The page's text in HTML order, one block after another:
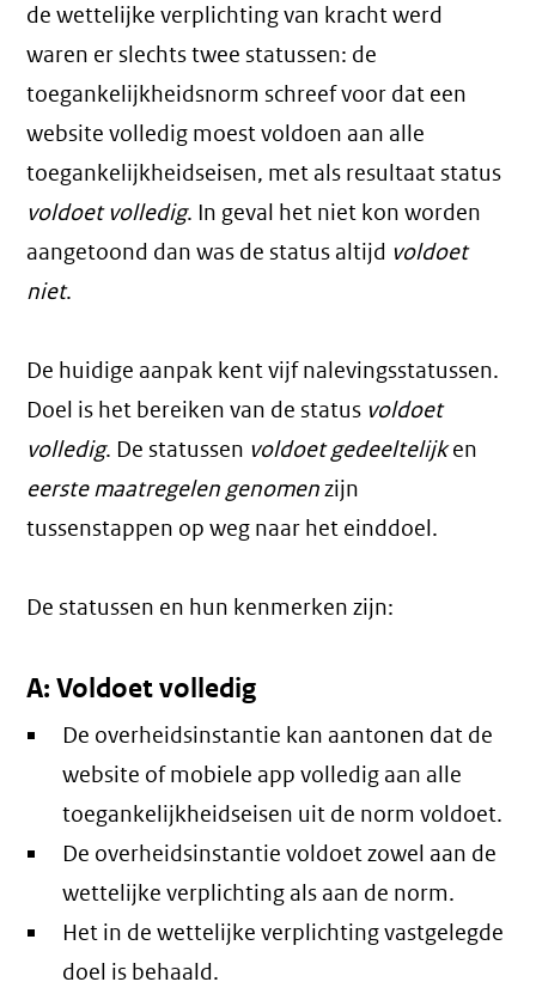
de wettelijke verplichting van kracht werd
waren er slechts twee statussen: de
toegankelijkheidsnorm schreef voor dat een
website volledig moest voldoen aan alle
toegankelijkheidseisen, met als resultaat status
voldoet volledig. In geval het niet kon worden
aangetoond dan was de status altijd voldoet
niet.
De huidige aanpak kent vijf nalevingsstatussen.
Doel is het bereiken van de status voldoet
volledig. De statussen voldoet gedeeltelijken
eerste maatregelen genomenzijn
tussenstappen op weg naar het einddoel.
De statussen en hun kenmerken zijn:
A: Voldoet volledig
De overheidsinstantie kan aantonen dat de
website of mobiele app volledig aan alle
toegankelijkheidseisen uit de norm voldoet.
De overheidsinstantie voldoet zowel aan de
wettelijke verplichting als aan de norm.
Het in de wettelijke verplichting vastgelegde
doel is behaald.